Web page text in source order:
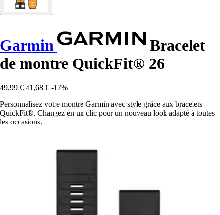
Garmin
Bracelet
de montre QuickFit® 26
49,99 € 41,68 € -17%
Personnalisez votre montre Garmin avec style grâce aux bracelets
QuickFit®. Changez en un clic pour un nouveau look adapté à toutes
les occasions.